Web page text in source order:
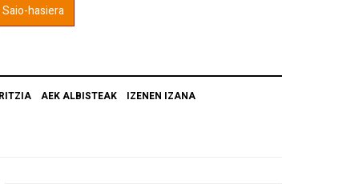
AEK ALBISTEAK IZENEN IZANA